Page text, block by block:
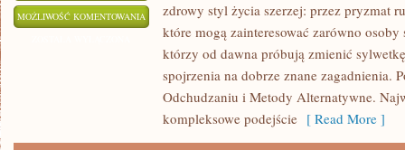
MOŻLIWOŚĆ KOMENTOWANIA CZYTELNICZE
ARTYKUŁY
zdrowy styl życia szerzej: przez pryzmat
które mogą zainteresować zarówno
którzy od dawna próbują zmienić
spojrzenia na dobrze znane zagadnienia.
Odchudzaniu i Metody Alternatywne.
kompleksowe podejście [ Read More ]